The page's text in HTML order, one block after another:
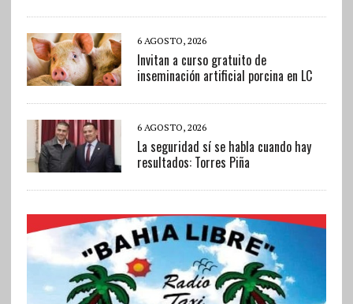
6 AGOSTO, 2026
Invitan a curso gratuito de
inseminación artificial porcina en LC
6 AGOSTO, 2026
La seguridad sí se habla cuando hay
resultados: Torres Piña